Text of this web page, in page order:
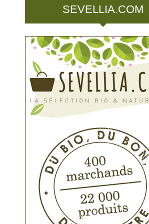
SEVELLIA.COM